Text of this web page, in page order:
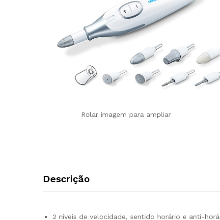
Rolar imagem para ampliar
Descrição
2 níveis de velocidade, sentido horário e anti-